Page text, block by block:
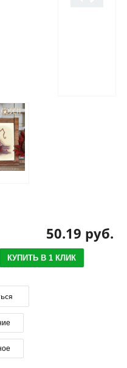
50.19 руб.
КУПИТЬ В 1 КЛИК